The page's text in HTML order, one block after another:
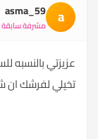
a
asma_59
مشرفة سابقة
عزيزتي
تخيلي لفرشك ان